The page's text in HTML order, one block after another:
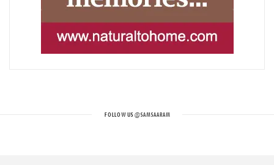
FOLLOW US@SAMSAARAM